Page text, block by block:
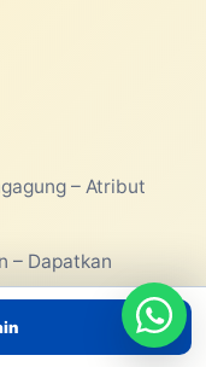
– Atribut
– Dapatkan
– Ciptakan